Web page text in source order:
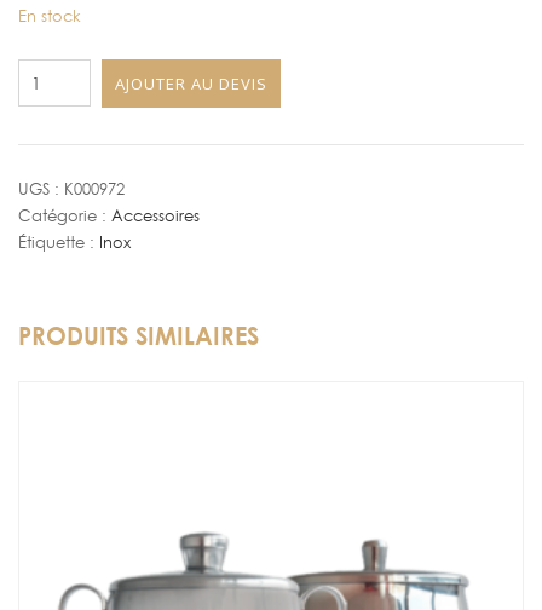
En stock
de
7
L
AJOUTER AU DEVIS
UGS : K000972
Catégorie : Accessoires
Étiquette : Inox
PRODUITS SIMILAIRES